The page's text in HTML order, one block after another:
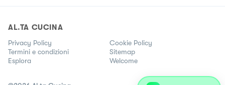
AL.TA CUCINA
Privacy Policy
Cookie Policy
Termini e condizioni
Sitemap
Esplora
Welcome